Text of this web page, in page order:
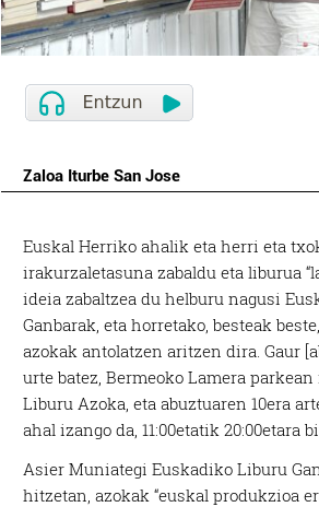
Zaloa Iturbe San Jose
Euskal Herriko ahalik eta herri eta
irakurzaletasuna zabaldu eta liburua
ideia zabaltzea du helburu nagusi
Ganbarak, eta horretako, besteak
azokak antolatzen aritzen dira. Gaur
urte batez, Bermeoko Lamera
Liburu Azoka, eta abuztuaren 10era
ahal izango da, 11:00etatik 20:00etara
Asier Muniategi Euskadiko Liburu
hitzetan, azokak “euskal produkzioa